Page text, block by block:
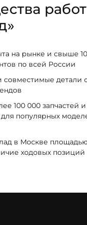
на рынке и свыше
по всей России
детали
100 000 запчастей и
популярных
в Москве
ходовых позиций